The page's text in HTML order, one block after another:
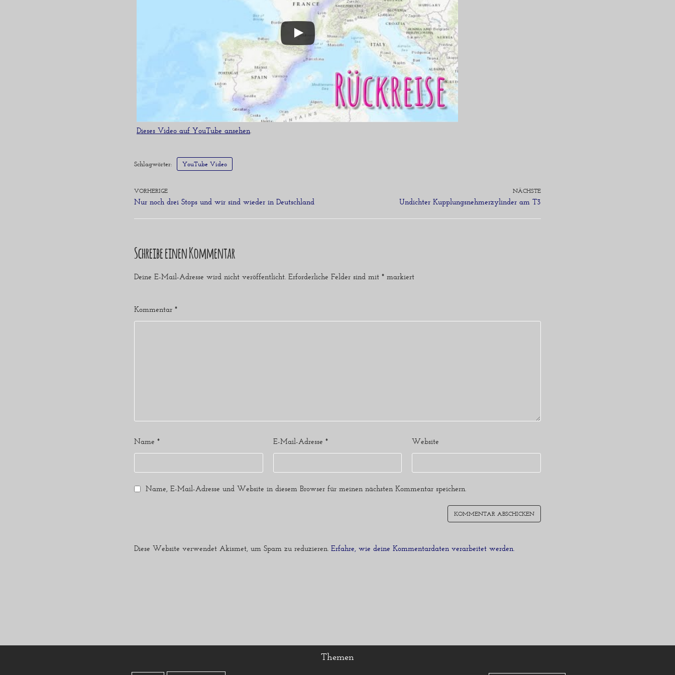
Dieses Video auf YouTube ansehen.
Schlagwörter: YouTube Video
VORHERIGE
Nur noch drei Stops und wir sind wieder in Deutschland
NÄCHSTE
Undichter Kupplungsnehmerzylinder am T3
Schreibe einen Kommentar
Deine E-Mail-Adresse wird nicht veröffentlicht. Erforderliche Felder sind mit * markiert
Kommentar *
Name * E-Mail-Adresse * Website
Name, E-Mail-Adresse und Website in diesem Browser für meinen nächsten Kommentar speichern.
Diese Website verwendet Akismet, um Spam zu reduzieren. Erfahre, wie deine Kommentardaten verarbeitet werden.
Themen